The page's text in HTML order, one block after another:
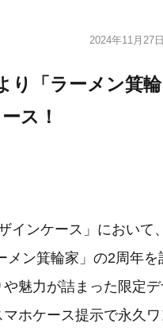
2024年11月27
り「ラーメン箕輪
ス！
インケース」において
メン箕輪家」の2周年を
魅力が詰まった限定デ
ホケース提示で永久ワ